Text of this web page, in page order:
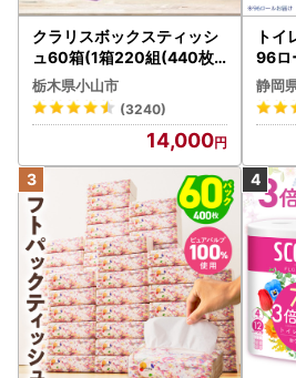
クラリスボックスティッシ
ュ60箱(1箱220組(440枚))
(5個入り×12セット)【配送
不可地域：離島・沖縄県】
【1256759】
栃木県小山市
(3240)
14,000
トイ
96ロ
1-
静岡